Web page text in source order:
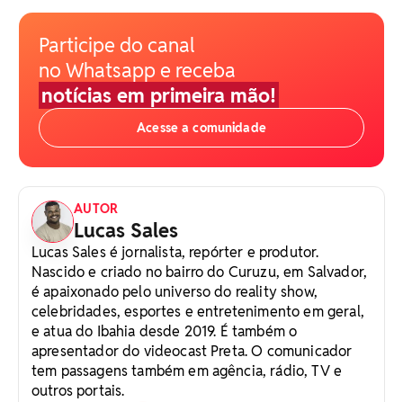
Participe do canal
no Whatsapp e receba
notícias em primeira mão!
Acesse a comunidade
AUTOR
Lucas Sales
Lucas Sales é jornalista, repórter e produtor.
Nascido e criado no bairro do Curuzu, em Salvador,
é apaixonado pelo universo do reality show,
celebridades, esportes e entretenimento em geral,
e atua do Ibahia desde 2019. É também o
apresentador do videocast Preta. O comunicador
tem passagens também em agência, rádio, TV e
outros portais.